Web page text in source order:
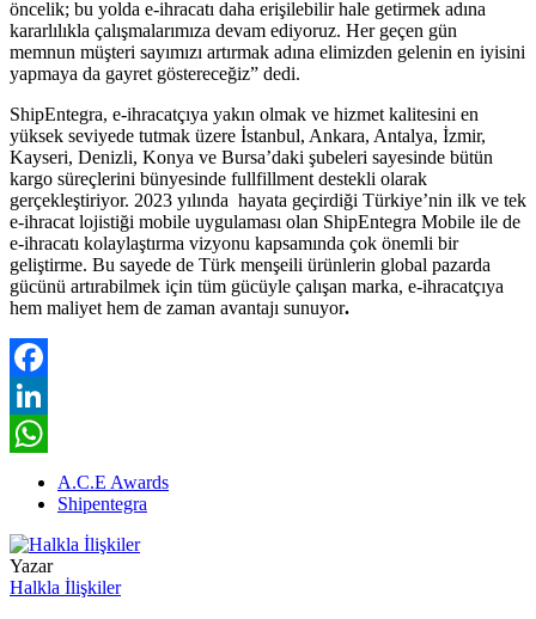
öncelik; bu yolda e-ihracatı daha erişilebilir hale getirmek adına
kararlılıkla çalışmalarımıza devam ediyoruz. Her geçen gün
memnun müşteri sayımızı artırmak adına elimizden gelenin en iyisini
yapmaya da gayret göstereceğiz” dedi.
ShipEntegra, e-ihracatçıya yakın olmak ve hizmet kalitesini en
yüksek seviyede tutmak üzere İstanbul, Ankara, Antalya, İzmir,
Kayseri, Denizli, Konya ve Bursa’daki şubeleri sayesinde bütün
kargo süreçlerini bünyesinde fullfillment destekli olarak
gerçekleştiriyor. 2023 yılında hayata geçirdiği Türkiye’nin ilk ve tek
e-ihracat lojistiği mobile uygulaması olan ShipEntegra Mobile ile de
e-ihracatı kolaylaştırma vizyonu kapsamında çok önemli bir
geliştirme. Bu sayede de Türk menşeili ürünlerin global pazarda
gücünü artırabilmek için tüm gücüyle çalışan marka, e-ihracatçıya
hem maliyet hem de zaman avantajı sunuyor.
Facebook
LinkedIn
WhatsApp
A.C.E Awards
Shipentegra
Yazar
Halkla İlişkiler